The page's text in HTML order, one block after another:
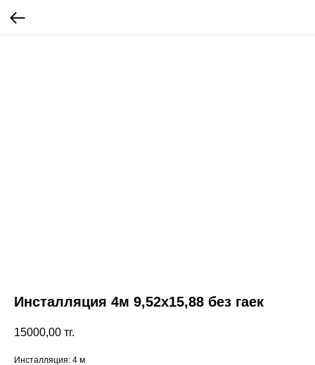
Инсталляция 4м 9,52х15,88 без гаек
15000,00 тг.
Инсталляция: 4 м